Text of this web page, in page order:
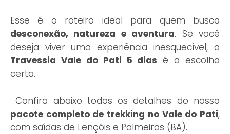
Esse é o roteiro ideal para quem busca
desconexão, natureza e aventura. Se você
deseja viver uma experiência inesquecível, a
Travessia Vale do Pati 5 dias é a escolha
certa.
Confira abaixo todos os detalhes do nosso
pacote completo de trekking no Vale do Pati,
com saídas de Lençóis e Palmeiras (BA).